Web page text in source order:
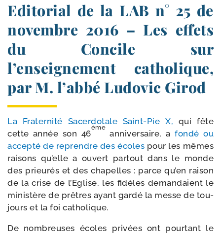
Editorial de la LAB n° 25 de
novembre 2016 – Les effets
du Concile sur
l’enseignement catholique,
par M. l’abbé Ludovic Girod
La Fraternité Sacerdotale Saint-​Pie X, qui fête
cette année son 46
ème
anni­ver­saire, a fon­dé ou
accep­té de reprendre des écoles pour les mêmes
rai­sons qu’elle a ouvert par­tout dans le monde
des prieu­rés et des cha­pelles : parce qu’en rai­son
de la crise de l’Eglise, les fidèles deman­daient le
minis­tère de prêtres ayant gar­dé la messe de tou­
jours et la foi catholique.
De nom­breuses écoles pri­vées ont pour­tant le